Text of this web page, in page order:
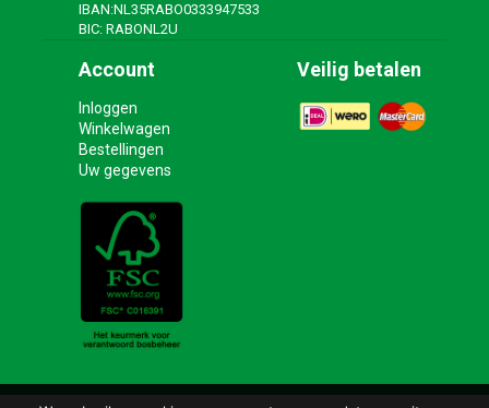
IBAN:NL35RABO0333947533
BIC: RABONL2U
Account
Inloggen
Winkelwagen
Bestellingen
Uw gegevens
Veilig betalen